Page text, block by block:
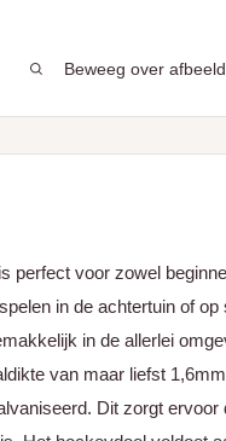
Beweeg over
perfect voor zowel
in de achtertuin of
in de allerlei
van maar liefst
Dit zorgt